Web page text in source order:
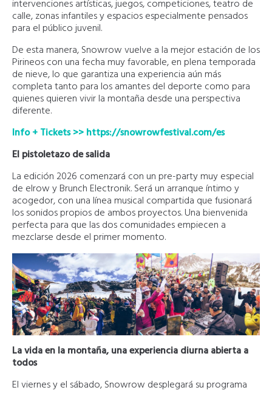
intervenciones artísticas, juegos, competiciones, teatro de
calle, zonas infantiles y espacios especialmente pensados
para el público juvenil.
De esta manera, Snowrow vuelve a la mejor estación de los
Pirineos con una fecha muy favorable, en plena temporada
de nieve, lo que garantiza una experiencia aún más
completa tanto para los amantes del deporte como para
quienes quieren vivir la montaña desde una perspectiva
diferente.
Info + Tickets >> https://snowrowfestival.com/es
El pistoletazo de salida
La edición 2026 comenzará con un pre-party muy especial
de elrow y Brunch Electronik. Será un arranque íntimo y
acogedor, con una línea musical compartida que fusionará
los sonidos propios de ambos proyectos. Una bienvenida
perfecta para que las dos comunidades empiecen a
mezclarse desde el primer momento.
La vida en la montaña, una experiencia diurna abierta a
todos
El viernes y el sábado, Snowrow desplegará su programa